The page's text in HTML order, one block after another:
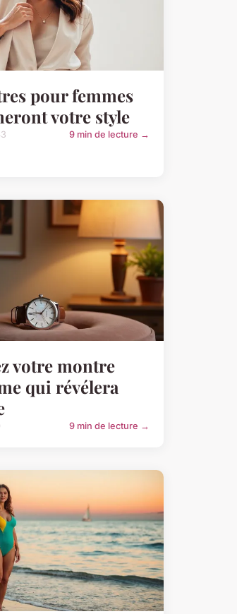
pour femmes
votre style
9 min de lecture →
votre montre
qui révélera
9 min de lecture →